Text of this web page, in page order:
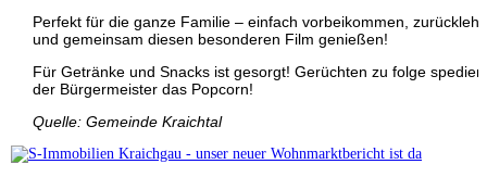
Perfekt für die ganze Familie – einfach vorbeikommen,
und gemeinsam diesen besonderen Film genießen!
Für Getränke und Snacks ist gesorgt! Gerüchten zu folge spediert
der Bürgermeister das Popcorn!
Quelle: Gemeinde Kraichtal